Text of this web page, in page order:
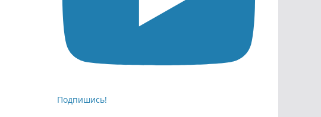
Подпишись!